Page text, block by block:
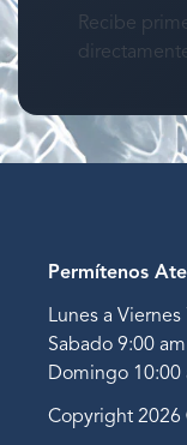
Recibe
Permítenos
Lunes a
Sabado 9:00
Domingo 10:00
Copyright 2026